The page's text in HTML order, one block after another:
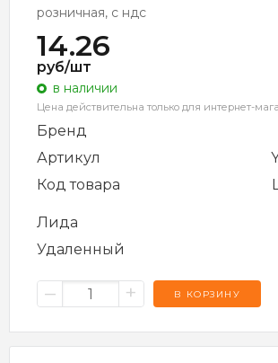
розничная, с ндс
14.26
руб/шт
в наличии
Цена действительна только для интернет-
Бренд
Артикул
Код товара
Лида
Удаленный
– + В КОРЗИНУ